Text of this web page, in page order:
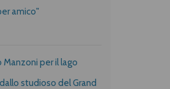
amico"
Manzoni per il lago
studioso del Grand